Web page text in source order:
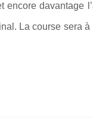
davantage
La course sera à